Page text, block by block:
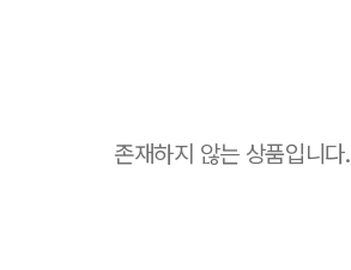
존재하지 않는 상품입니다.